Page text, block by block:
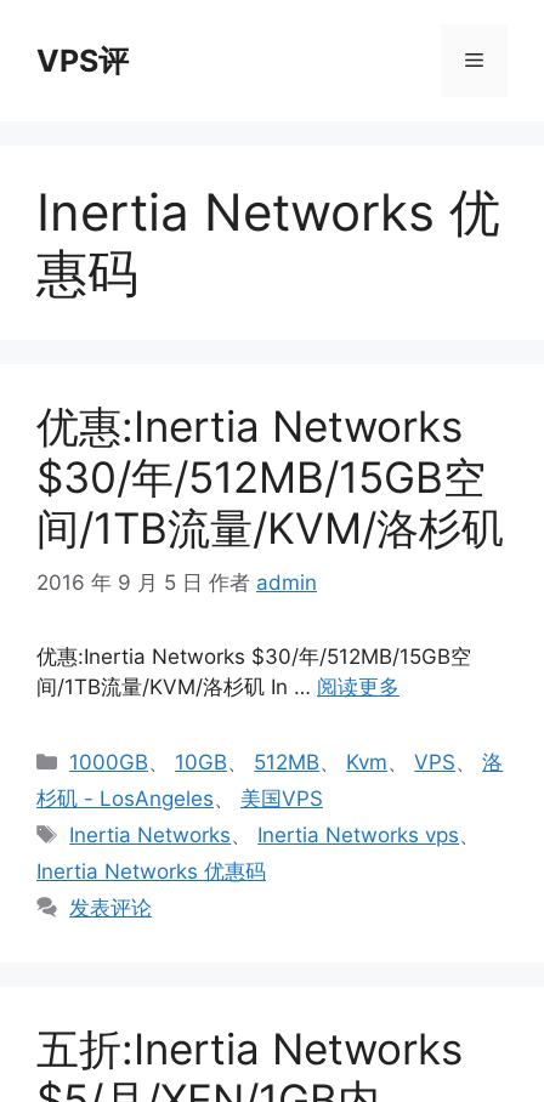
VPS评 菜
Inertia Networks 优
惠码
优惠:Inertia Networks
$30/年/512MB/15GB空
间/1TB流量/KVM/洛杉矶
2016 年 9 月 5 日 作者 admin
优惠:Inertia Networks $30/年/512MB/15GB空
间/1TB流量/KVM/洛杉矶 In … 阅读更多
分
类
1000GB、 10GB、 512MB、 Kvm、VPS、洛
杉矶 - LosAngeles、 美国VPS
标
签
Inertia Networks、 Inertia Networks vps、
Inertia Networks 优惠码
发表评论
五折:Inertia Networks